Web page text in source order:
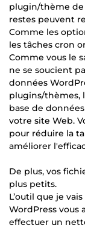
plugin/thème de
restes peuvent
Comme les
les tâches cron
Comme vous le
ne se soucient
données
plugins/thèmes,
base de
votre site Web.
pour réduire la
améliorer
De plus, vos
plus petits.
L’outil que je
WordPress vous
effectuer un